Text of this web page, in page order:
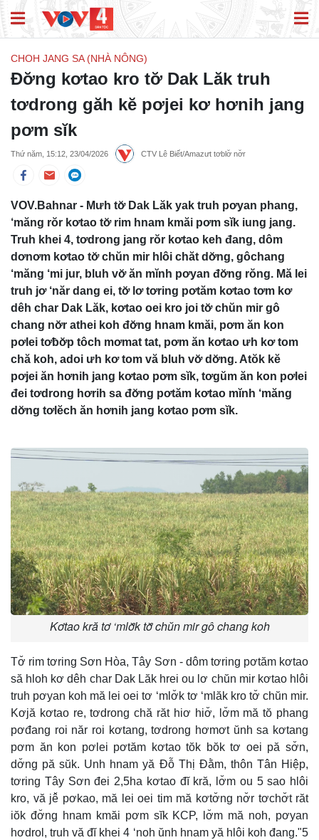
CHOH JANG SA (NHÀ NÔNG)
Đơ̆ng kơtao kro tơ̆ Dak Lăk truh
tơdrong găh kĕ pơjei kơ hơnih jang
pơm sĭk
Thứ năm, 15:12, 23/04/2026 CTV Lê Biết/Amazưt tơblơ̆ nơ̆r
VOV.Bahnar - Mưh tơ̆ Dak Lăk yak truh pơyan phang,
‘măng rŏr kơtao tơ̆ rim hnam kmăi pơm sĭk iung jang.
Truh khei 4, tơdrong jang rŏr kơtao keh đang, dôm
dơnơm kơtao tơ̆ chŭn mir hlôi chăt dơ̆ng, gôchang
‘măng ‘mi jur, bluh vơ̆ ăn mĭnh pơyan đơ̆ng rŏng. Mă lei
truh jơ ‘năr dang ei, tơ̆ lơ tơring pơtăm kơtao tơm kơ
dêh char Dak Lăk, kơtao oei kro joi tơ̆ chŭn mir gô
chang nơ̆r athei koh đơ̆ng hnam kmăi, pơm ăn kon
pơlei tơƀơ̆p tôch mơmat tat, pơm ăn kơtao ưh kơ tom
chă koh, adoi ưh kơ tom vă bluh vơ̆ dơ̆ng. Atŏk kĕ
pơjei ăn hơnih jang kơtao pơm sĭk, tơgŭm ăn kon pơlei
đei tơdrong hơrih sa đơ̆ng pơtăm kơtao mĭnh ‘măng
dơ̆ng tơlĕch ăn hơnih jang kơtao pơm sĭk.
Kơtao kră tơ ‘mlơ̆k tơ̆ chŭn mir gô chang koh
Tơ̆ rim tơring Sơn Hòa, Tây Sơn - dôm tơring pơtăm kơtao
să hloh kơ dêh char Dak Lăk hrei ou lơ chŭn mir kơtao hlôi
truh pơyan koh mă lei oei tơ ‘mlơ̆k tơ ‘mlăk kro tơ̆ chŭn mir.
Kơjă kơtao re, tơdrong chă răt hiơ hiơ̆, lơ̆m mă tŏ phang
pơđang roi năr roi kơtang, tơdrong hơmơt ŭnh sa kơtang
pơm ăn kon pơlei pơtăm kơtao tŏk bŏk tơ oei pă sơ̆n,
dơ̆ng pă sŭk. Unh hnam yă Đỗ Thị Đằm, thôn Tân Hiệp,
tơring Tây Sơn đei 2,5ha kơtao đĭ kră, lơ̆m ou 5 sao hlôi
kro, vă jê̆ pơkao, mă lei oei tim mă kơtơ̆ng nơ̆r tơchơ̆t răt
iŏk đơ̆ng hnam kmăi pơm sĭk KCP, lơ̆m mă noh, pơyan
hơdrol, truh vă đĭ khei 4 ‘noh ŭnh hnam yă hlôi koh đang."5